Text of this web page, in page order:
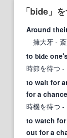
「bide」
Around
擁大牙 -
to bide
時節を待つ -
to wait for
for a
時機を待つ -
to watch
out for a